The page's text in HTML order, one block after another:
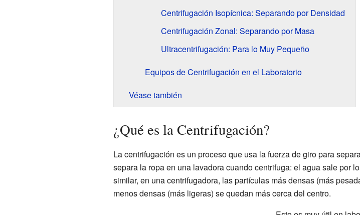
Centrifugación Isopícnica: Separando por Densidad
Centrifugación Zonal: Separando por Masa
Ultracentrifugación: Para lo Muy Pequeño
Equipos de Centrifugación en el Laboratorio
Véase también
¿Qué es la Centrifugación?
La centrifugación es un proceso que usa la fuerza de giro para
separa la ropa en una lavadora cuando centrifuga: el agua sale por
similar, en una centrifugadora, las partículas más densas (más
menos densas (más ligeras) se quedan más cerca del centro.